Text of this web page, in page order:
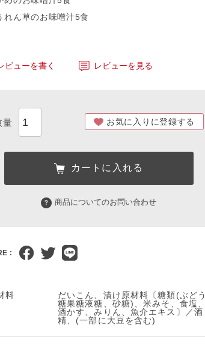
れん草のお味噌汁5食
ビューを書く レビューを見る
お気に入りに登録する
カートに入れる
商品についてのお問い合わせ
:
料
だいこん、漬け原材料〔糖類(ぶどう
糖果糖液糖、砂糖)、米みそ、食塩、
酒かす、みりん、魚介エキス〕／酒
精、(一部に大豆を含む)